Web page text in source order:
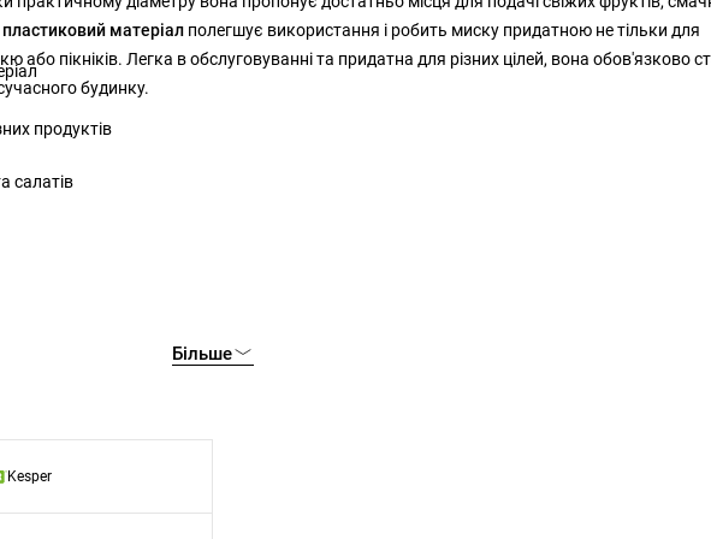
матеріал полегшує використання і робить миску придатною не тільки для
або пікніків. Легка в обслуговуванні та придатна для різних цілей, вона обов'язково
будинку.
продуктів
салатів
Більше
Kesper